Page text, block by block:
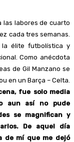
las labores de cuarto
cada tres semanas.
la élite futbolística y
Como anécdota
de Gil Manzano se
en un Barça – Celta.
fue solo media
aun así no pude
se magnifican y
De aquel día
de mí que me dejó